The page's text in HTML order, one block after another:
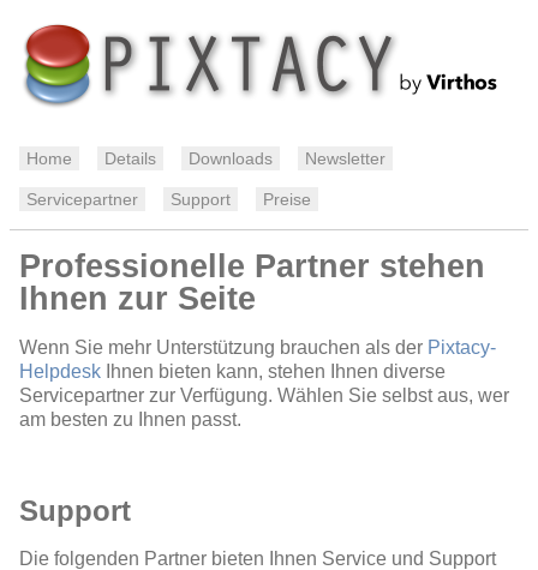
Home Details Downloads Newsletter
Servicepartner Support Preise
Professionelle Partner stehen
Ihnen zur Seite
Wenn Sie mehr Unterstützung brauchen als der Pixtacy-
Helpdesk Ihnen bieten kann, stehen Ihnen diverse
Servicepartner zur Verfügung. Wählen Sie selbst aus, wer
am besten zu Ihnen passt.
Support
Die folgenden Partner bieten Ihnen Service und Support